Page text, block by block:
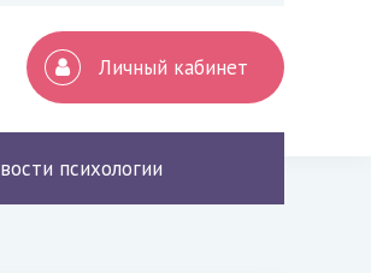
Личный кабинет
психологии